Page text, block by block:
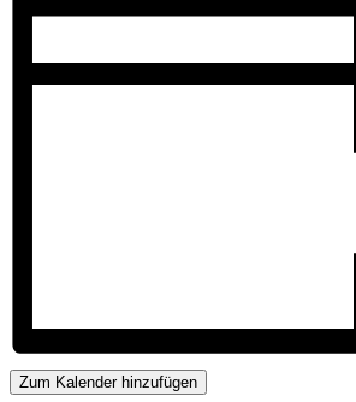
Zum Kalender hinzufügen